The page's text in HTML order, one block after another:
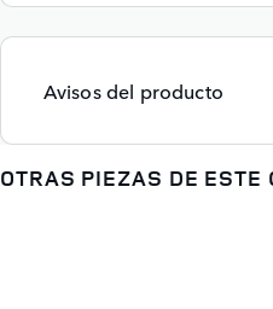
Avisos del producto
OTRAS PIEZAS DE ESTE